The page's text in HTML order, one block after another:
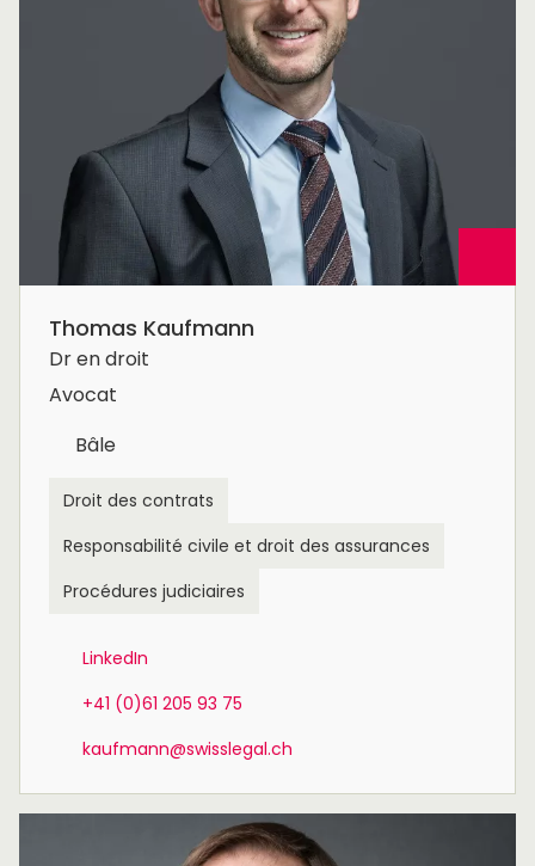
Thomas Kaufmann
Dr en droit
Avocat
Bâle
Droit des contrats
Responsabilité civile et droit des assurances
Procédures judiciaires
LinkedIn
+41 (0)61 205 93 75
kaufmann@swisslegal.ch